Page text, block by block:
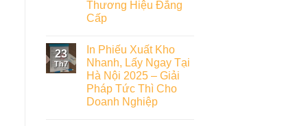
Thương Hiệu Đẳng
Cấp
23
Th7
In Phiếu Xuất Kho
Nhanh, Lấy Ngay Tại
Hà Nội 2025 – Giải
Pháp Tức Thì Cho
Doanh Nghiệp